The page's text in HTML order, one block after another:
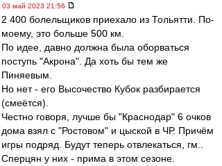
03 май 2023 21:56
2 400 болельщиков приехало из Тольятти. По-
моему, это больше 500 км.
По идее, давно должна была оборваться
поступь "Акрона". Да хоть бы тем же
Пиняевым.
Но нет - его Высочество Кубок разбирается
(смеётся).
Честно говоря, лучше бы "Краснодар" 6 очков
дома взял с "Ростовом" и цыской в ЧР. Причём
игры подряд. Будут теперь отвлекаться, гм..
Сперцян у них - прима в этом сезоне.